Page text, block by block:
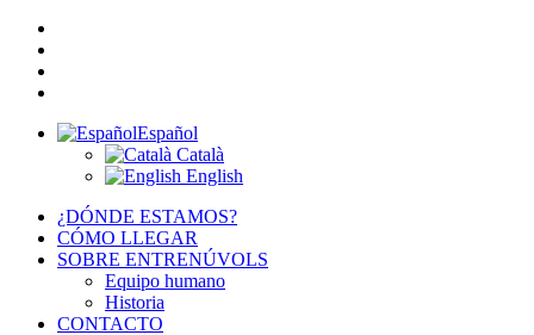
Español
Català
English
¿DÓNDE ESTAMOS?
CÓMO LLEGAR
SOBRE ENTRENÚVOLS
Equipo humano
Historia
CONTACTO